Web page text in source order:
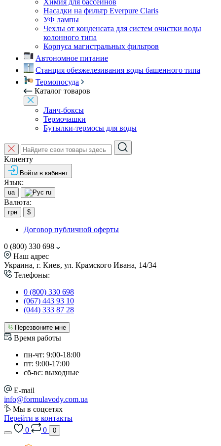
Химия для бассейнов
Насадки на фильтр Everpure Claris
УФ лампы
Чехлы от конденсата для систем очистки воды
колонного типа
Корпуса магистральных фильтров
Автономное питание
Станция обезжелезивания воды башенного типа
Термопосуда
Каталог товаров
Ланч-боксы
Термочашки
Бутылки-термосы для воды
Клиенту
Войти в кабинет
Язык:
ua ru
Валюта:
грн $
Договор публичной оферты
0 (800) 330 698
Наш адрес
Украина, г. Киев, ул. Крамского Ивана, 14/34
Телефоны:
0 (800) 330 698
(067) 443 93 10
(044) 333 87 28
Перезвоните мне
Время работы
пн-чт: 9:00-18:00
пт: 9:00-17:00
сб-вс: выходные
E-mail
info@formulavody.com.ua
Мы в соцсетях
Перейти в контакты
0
0 0